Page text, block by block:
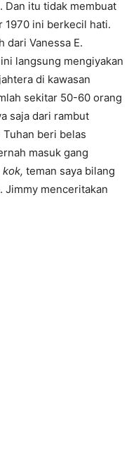
Dan itu tidak membuat
1970 ini berkecil hati.
dari Vanessa E.
langsung mengiyakan
di kawasan
sekitar 50-60 orang
saja dari rambut
Tuhan beri belas
masuk gang
kok, teman saya bilang
Jimmy menceritakan